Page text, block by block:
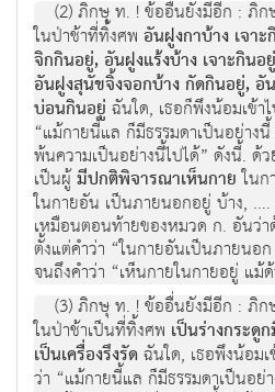
(2) ภิกษุ ท. ! ข้ออื่นยังมีอีก : ภิก
ในป่าช้าที่ทิ้งศพ อันฝูงกาบ้าง เจา
จิกกินอยู่, อันฝูงแร้งบ้าง เจาะกิน
อันฝูงสุนัขจิ้งจอกบ้าง กัดกินอยู่,
บ่อนกินอยู่ ฉันใด, เธอก็พึงน้อมเข้
“แม้กายนี้แล ก็มีธรรมดาเป็นอย่าง
พ้นความเป็นอย่างนี้ไปได้” ดังนี้. ด้
เป็นผู้มีปกติพิจารณาเห็นกายในก
ในกายอัน เป็นภายนอกอยู่ บ้าง,
เหมือนตอนท้ายของหมวด ก. อันว่า
ตั้งแต่คำว่า “ในกายอันเป็นภายนอ
จนถึงคำว่า “เห็นกายในกายอยู่ แม้
(3) ภิกษุ ท. ! ข้ออื่นยังมีอีก : ภิ
ในป่าช้าเป็นที่ทิ้งศพ เป็นร่างกระดู
เป็นเครื่องรึงรัดฉันใด, เธอพึงน้อม
ว่า “แม้กายนี้แล ก็มีธรรมดาเป็นอย่